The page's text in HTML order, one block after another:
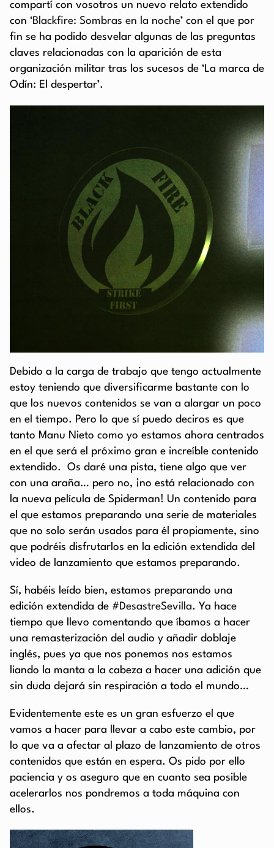
compartí con vosotros un nuevo relato extendido
con ‘Blackfire: Sombras en la noche’ con el que por
fin se ha podido desvelar algunas de las preguntas
claves relacionadas con la aparición de esta
organización militar tras los sucesos de ‘La marca de
Odín: El despertar’.
Debido a la carga de trabajo que tengo actualmente
estoy teniendo que diversificarme bastante con lo
que los nuevos contenidos se van a alargar un poco
en el tiempo. Pero lo que sí puedo deciros es que
tanto Manu Nieto como yo estamos ahora centrados
en el que será el próximo gran e increíble contenido
extendido. Os daré una pista, tiene algo que ver
con una araña… pero no, ¡no está relacionado con
la nueva película de Spiderman! Un contenido para
el que estamos preparando una serie de materiales
que no solo serán usados para él propiamente, sino
que podréis disfrutarlos en la edición extendida del
video de lanzamiento que estamos preparando.
Sí, habéis leído bien, estamos preparando una
edición extendida de #DesastreSevilla. Ya hace
tiempo que llevo comentando que íbamos a hacer
una remasterización del audio y añadir doblaje
inglés, pues ya que nos ponemos nos estamos
liando la manta a la cabeza a hacer una adición que
sin duda dejará sin respiración a todo el mundo…
Evidentemente este es un gran esfuerzo el que
vamos a hacer para llevar a cabo este cambio, por
lo que va a afectar al plazo de lanzamiento de otros
contenidos que están en espera. Os pido por ello
paciencia y os aseguro que en cuanto sea posible
acelerarlos nos pondremos a toda máquina con
ellos.